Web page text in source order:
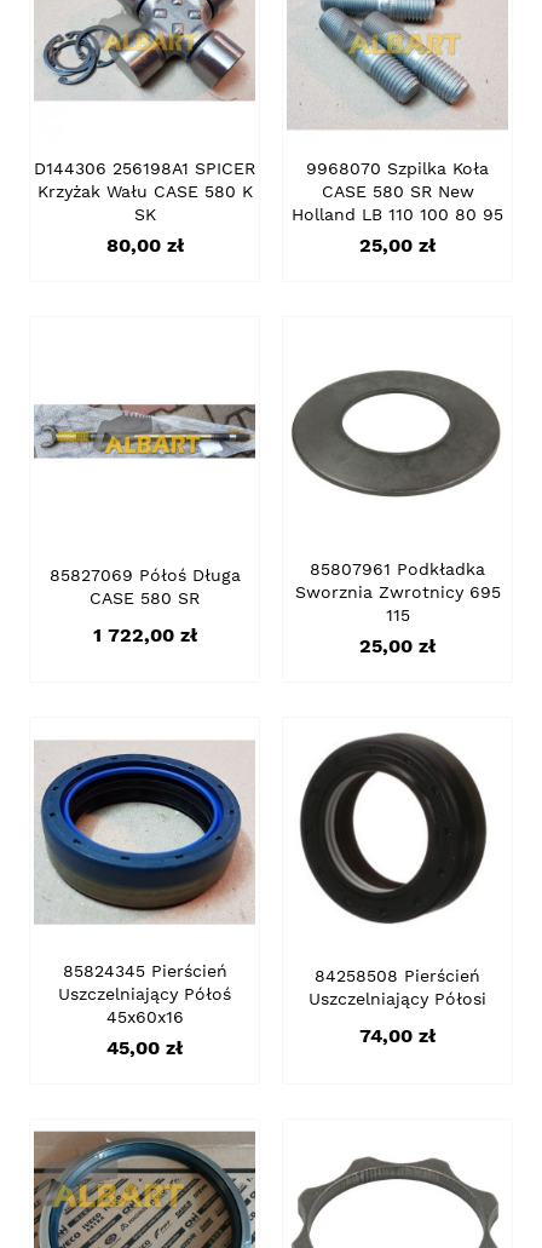
D144306 256198A1 SPICER
Krzyżak Wału CASE 580 K
SK
Cena
80,00 zł
9968070 Szpilka Koła
CASE 580 SR New
Holland LB 110 100 80 95
Cena
25,00 zł
85827069 Półoś Długa
CASE 580 SR
Cena
1 722,00 zł
85807961 Podkładka
Sworznia Zwrotnicy 695
115
Cena
25,00 zł
85824345 Pierścień
Uszczelniający Półoś
45x60x16
Cena
45,00 zł
84258508 Pierścień
Uszczelniający Półosi
Cena
74,00 zł